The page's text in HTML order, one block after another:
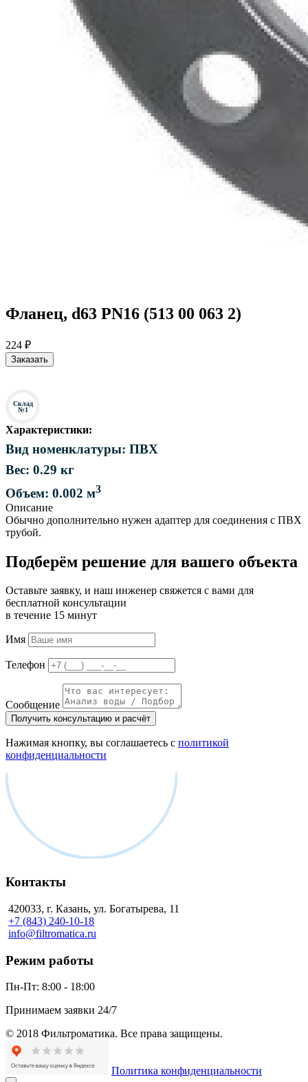
Фланец, d63 PN16 (513 00 063 2)
224 ₽
Заказать
Склад
№1
Характеристики:
Вид номенклатуры: ПВХ
Вес: 0.29 кг
Объем: 0.002 м3
Описание
Обычно дополнительно нужен адаптер для соединения с ПВХ
трубой.
Подберём решение для вашего объекта
Оставьте заявку, и наш инженер свяжется с вами для
бесплатной консультации
в течение 15 минут
Имя
Телефон
Сообщение
Получить консультацию и расчёт
Нажимая кнопку, вы соглашаетесь с политикой
конфиденциальности
Контакты
420033, г. Казань, ул. Богатырева, 11
+7 (843) 240-10-18
info@filtromatica.ru
Режим работы
Пн-Пт: 8:00 - 18:00
Принимаем заявки 24/7
© 2018 Фильтроматика. Все права защищены.
Политика конфиденциальности